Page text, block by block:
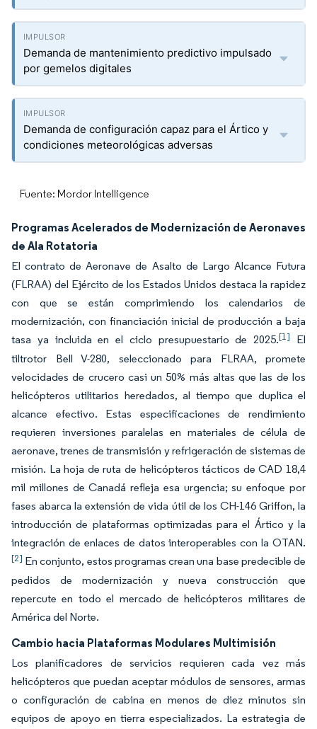
Demanda de mantenimiento predictivo impulsado
por gemelos digitales
Demanda de configuración capaz para el Ártico y
condiciones meteorológicas adversas
Fuente: Mordor Intelligence
Programas Acelerados de Modernización de Aeronaves
de Ala Rotatoria
El contrato de Aeronave de Asalto de Largo Alcance Futura
(FLRAA) del Ejército de los Estados Unidos destaca la rapidez
con que se están comprimiendo los calendarios de
modernización, con financiación inicial de producción a baja
tasa ya incluida en el ciclo presupuestario de 2025.[1]
El
tiltrotor Bell V-280, seleccionado para FLRAA, promete
velocidades de crucero casi un 50% más altas que las de los
helicópteros utilitarios heredados, al tiempo que duplica el
alcance efectivo. Estas especificaciones de rendimiento
requieren inversiones paralelas en materiales de célula de
aeronave, trenes de transmisión y refrigeración de sistemas de
misión. La hoja de ruta de helicópteros tácticos de CAD 18,4
mil millones de Canadá refleja esa urgencia; su enfoque por
fases abarca la extensión de vida útil de los CH-146 Griffon, la
introducción de plataformas optimizadas para el Ártico y la
integración de enlaces de datos interoperables con la OTAN.
[2] En conjunto, estos programas crean una base predecible de
pedidos de modernización y nueva construcción que
repercute en todo el mercado de helicópteros militares de
América del Norte.
Cambio hacia Plataformas Modulares Multimisión
Los planificadores de servicios requieren cada vez más
helicópteros que puedan aceptar módulos de sensores, armas
o configuración de cabina en menos de diez minutos sin
equipos de apoyo en tierra especializados. La estrategia de